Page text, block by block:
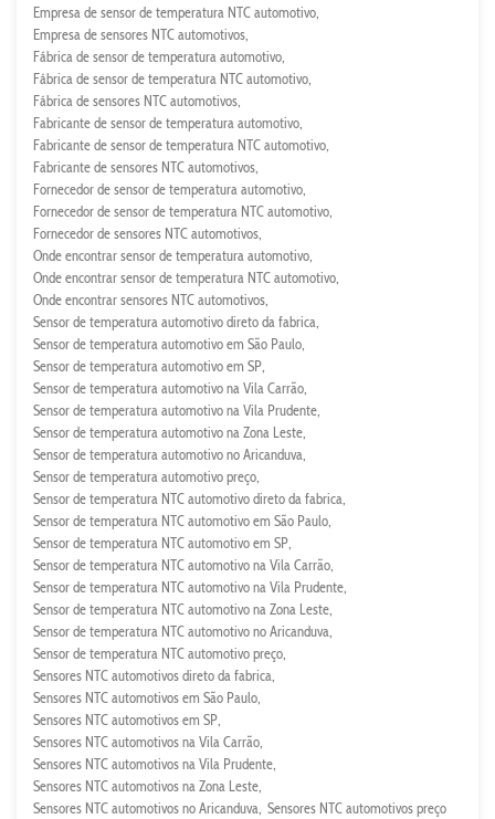
Empresa de sensor de temperatura NTC automotivo
Empresa de sensores NTC automotivos
Fábrica de sensor de temperatura automotivo
Fábrica de sensor de temperatura NTC automotivo
Fábrica de sensores NTC automotivos
Fabricante de sensor de temperatura automotivo
Fabricante de sensor de temperatura NTC automotivo
Fabricante de sensores NTC automotivos
Fornecedor de sensor de temperatura automotivo
Fornecedor de sensor de temperatura NTC automotivo
Fornecedor de sensores NTC automotivos
Onde encontrar sensor de temperatura automotivo
Onde encontrar sensor de temperatura NTC automotivo
Onde encontrar sensores NTC automotivos
Sensor de temperatura automotivo direto da fabrica
Sensor de temperatura automotivo em São Paulo
Sensor de temperatura automotivo em SP
Sensor de temperatura automotivo na Vila Carrão
Sensor de temperatura automotivo na Vila Prudente
Sensor de temperatura automotivo na Zona Leste
Sensor de temperatura automotivo no Aricanduva
Sensor de temperatura automotivo preço
Sensor de temperatura NTC automotivo direto da fabrica
Sensor de temperatura NTC automotivo em São Paulo
Sensor de temperatura NTC automotivo em SP
Sensor de temperatura NTC automotivo na Vila Carrão
Sensor de temperatura NTC automotivo na Vila Prudente
Sensor de temperatura NTC automotivo na Zona Leste
Sensor de temperatura NTC automotivo no Aricanduva
Sensor de temperatura NTC automotivo preço
Sensores NTC automotivos direto da fabrica
Sensores NTC automotivos em São Paulo
Sensores NTC automotivos em SP
Sensores NTC automotivos na Vila Carrão
Sensores NTC automotivos na Vila Prudente
Sensores NTC automotivos na Zona Leste
Sensores NTC automotivos no Aricanduva Sensores NTC automotivos preço